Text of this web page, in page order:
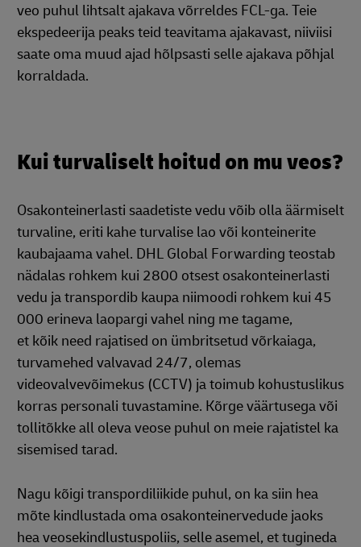
veo puhul lihtsalt ajakava võrreldes FCL-ga. Teie
ekspedeerija peaks teid teavitama ajakavast, niiviisi
saate oma muud ajad hõlpsasti selle ajakava põhjal
korraldada.
Kui turvaliselt hoitud on mu veos?
Osakonteinerlasti saadetiste vedu võib olla äärmiselt
turvaline, eriti kahe turvalise lao või konteinerite
kaubajaama vahel. DHL Global Forwarding teostab
nädalas rohkem kui 2800 otsest osakonteinerlasti
vedu ja transpordib kaupa niimoodi rohkem kui 45
000 erineva laopargi vahel ning me tagame,
et kõik need rajatised on ümbritsetud võrkaiaga,
turvamehed valvavad 24/7, olemas
videovalvevõimekus (CCTV) ja toimub kohustuslikus
korras personali tuvastamine. Kõrge väärtusega või
tollitõkke all oleva veose puhul on meie rajatistel ka
sisemised tarad.
Nagu kõigi transpordiliikide puhul, on ka siin hea
mõte kindlustada oma osakonteinervedude jaoks
hea veosekindlustuspoliis, selle asemel, et tugineda